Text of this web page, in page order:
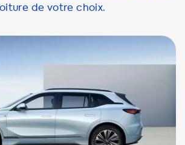
de votre choix.